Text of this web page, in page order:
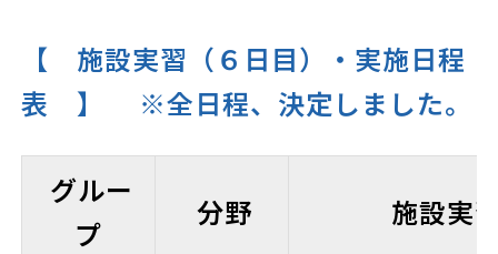
【 施設実習（６日目）・実施日程
表 】 ※全日程、決定しました。
グルー
プ
分野 施設実